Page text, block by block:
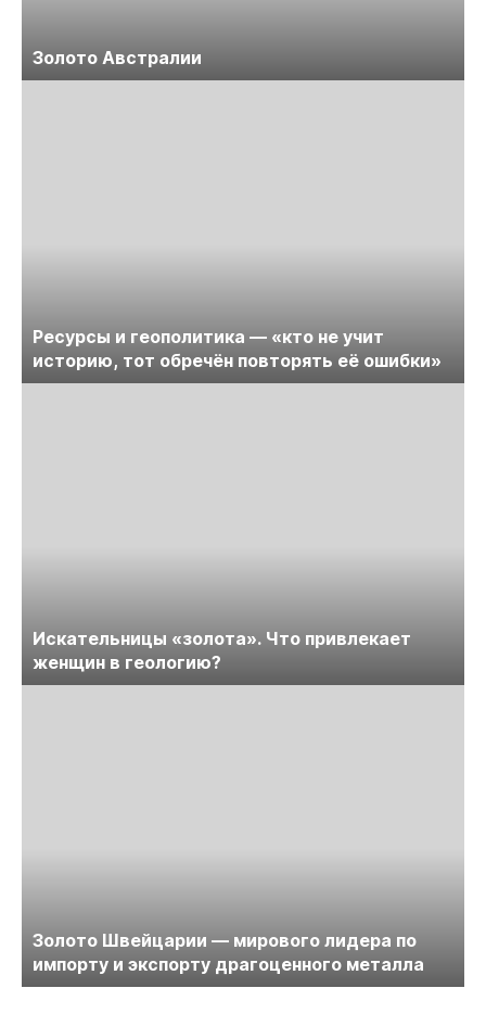
Золото Австралии
Ресурсы и геополитика — «кто не учит
историю, тот обречён повторять её ошибки»
Искательницы «золота». Что привлекает
женщин в геологию?
Золото Швейцарии — мирового лидера по
импорту и экспорту драгоценного металла